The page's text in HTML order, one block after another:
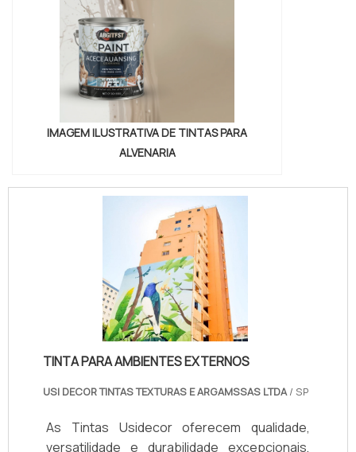
IMAGEM ILUSTRATIVA DE TINTAS PARA
ALVENARIA
TINTA PARA AMBIENTES EXTERNOS
USI DECOR TINTAS TEXTURAS E ARGAMSSAS LTDA/ SP
As Tintas Usidecor oferecem qualidade,
versatilidade e durabilidade excepcionais,